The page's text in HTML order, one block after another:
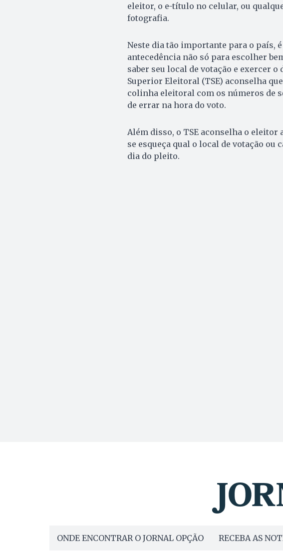
eleitor, o e-título no celular, ou
fotografia.
Neste dia tão importante para o país,
antecedência não só para escolher
saber seu local de votação e exercer
Superior Eleitoral (TSE) aconselha
colinha eleitoral com os números de
de errar na hora do voto.
Além disso, o TSE aconselha o
se esqueça qual o local de votação
dia do pleito.
ONDE ENCONTRAR O JORNAL OPÇÃO RECEBA AS